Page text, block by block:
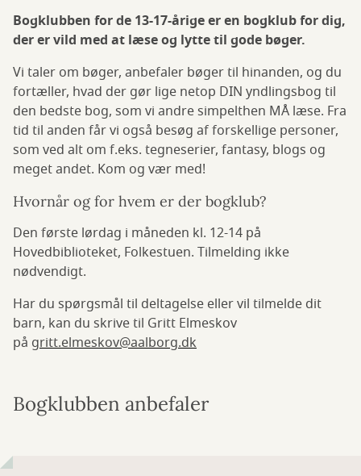
Bogklubben for de 13-17-årige er en bogklub for dig,
der er vild med at læse og lytte til gode bøger.
Vi taler om bøger, anbefaler bøger til hinanden, og du
fortæller, hvad der gør lige netop DIN yndlingsbog til
den bedste bog, som vi andre simpelthen MÅ læse. Fra
tid til anden får vi også besøg af forskellige personer,
som ved alt om f.eks. tegneserier, fantasy, blogs og
meget andet. Kom og vær med!
Hvornår og for hvem er der bogklub?
Den første lørdag i måneden kl. 12-14 på
Hovedbiblioteket, Folkestuen. Tilmelding ikke
nødvendigt.
Har du spørgsmål til deltagelse eller vil tilmelde dit
barn, kan du skrive til Gritt Elmeskov
på gritt.elmeskov@aalborg.dk
Bogklubben anbefaler